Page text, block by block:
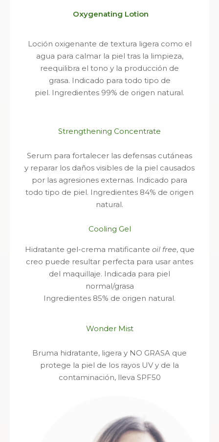
Oxygenating Lotion
Loción oxigenante de textura ligera como el
agua para calmar la piel tras la limpieza,
reequilibra el tono y la producción de
grasa. Indicado para todo tipo de
piel. Ingredientes 99% de origen natural.
Strengthening Concentrate
Serum para fortalecer las defensas cutáneas
y reparar los daños visibles de la piel causados
por las agresiones externas. Indicado para
todo tipo de piel. Ingredientes 84% de origen
natural.
Cooling Gel
Hidratante gel-crema matificante oil free, que
creo puede resultar perfecta para usar antes
del maquillaje. Indicada para piel
normal/grasa
Ingredientes 85% de origen natural.
Wonder Mist
Bruma hidratante, ligera y NO GRASA que
protege la piel de los rayos UV y de la
contaminación, lleva SPF50